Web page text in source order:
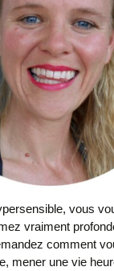
vous
vraiment
comment
mener une vie